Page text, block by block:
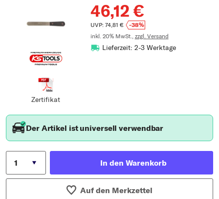
Zertifikat
46,12 €
UVP: 74,81 €
-38%
inkl. 20% MwSt., zzgl. Versand
Lieferzeit: 2-3 Werktage
Der Artikel ist universell verwendbar
In den Warenkorb
Auf den Merkzettel